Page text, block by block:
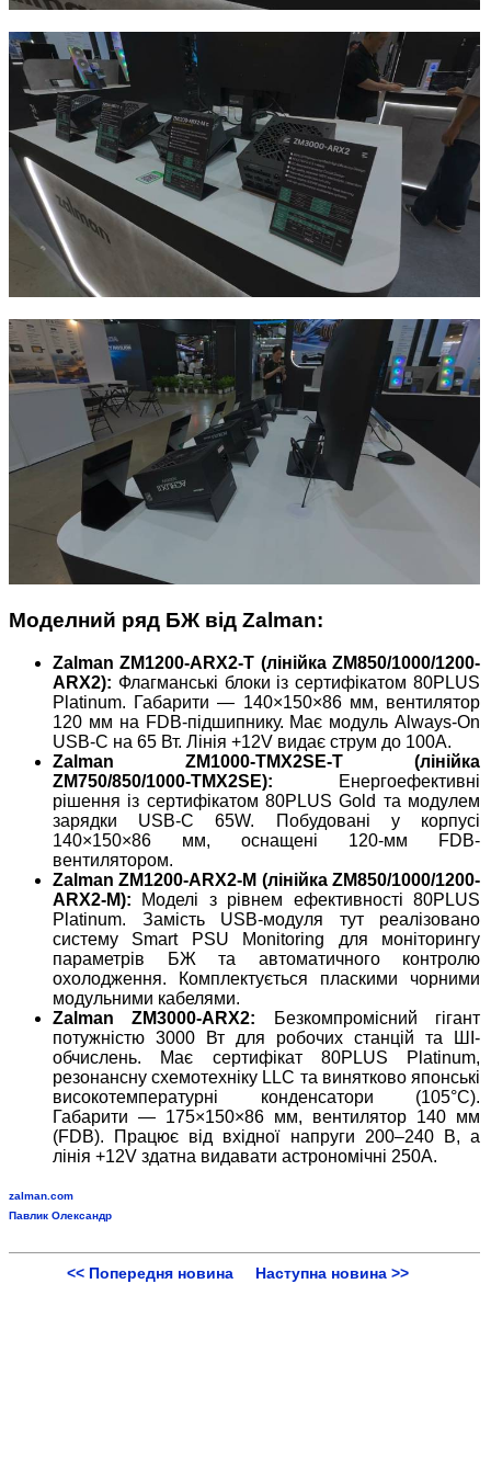
Моделний ряд БЖ від Zalman:
Zalman ZM1200-ARX2-T (лінійка ZM850/1000/1200-
ARX2): Флагманські блоки із сертифікатом 80PLUS
Platinum. Габарити — 140×150×86 мм, вентилятор
120 мм на FDB-підшипнику. Має модуль Always-On
USB-C на 65 Вт. Лінія +12V видає струм до 100А.
Zalman ZM1000-TMX2SE-T (лінійка
ZM750/850/1000-TMX2SE): Енергоефективні
рішення із сертифікатом 80PLUS Gold та модулем
зарядки USB-C 65W. Побудовані у корпусі
140×150×86 мм, оснащені 120-мм FDB-
вентилятором.
Zalman ZM1200-ARX2-M (лінійка ZM850/1000/1200-
ARX2-M): Моделі з рівнем ефективності 80PLUS
Platinum. Замість USB-модуля тут реалізовано
систему Smart PSU Monitoring для моніторингу
параметрів БЖ та автоматичного контролю
охолодження. Комплектується пласкими чорними
модульними кабелями.
Zalman ZM3000-ARX2: Безкомпромісний гігант
потужністю 3000 Вт для робочих станцій та ШІ-
обчислень. Має сертифікат 80PLUS Platinum,
резонансну схемотехніку LLC та винятково японські
високотемпературні конденсатори (105°C).
Габарити — 175×150×86 мм, вентилятор 140 мм
(FDB). Працює від вхідної напруги 200–240 В, а
лінія +12V здатна видавати астрономічні 250А.
zalman.com
Павлик Олександр
<< Попередня новина Наступна новина >>